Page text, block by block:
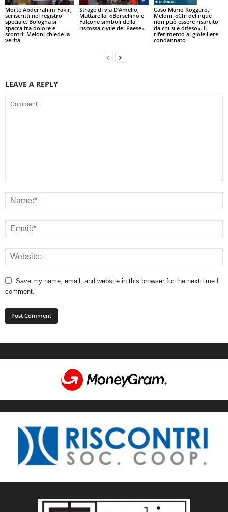
Morte Abderrahim Fakir,
sei iscritti nel registro
speciale. Bologna si
spacca tra dolore e
scontri: Meloni chiede la
verità
Strage di via D’Amelio,
Mattarella: «Borsellino e
Falcone simboli della
riscossa civile del Paese»
Caso Mario Roggero,
Meloni: «Chi delinque
non può essere risarcito
da chi si è difeso». Il
riferimento al gioielliere
condannato
LEAVE A REPLY
Save my name, email, and website in this browser for the next time I
comment.